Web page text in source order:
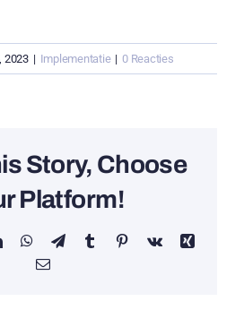
2023 | Implementatie | 0 Reacties
Story, Choose
Platform!
LinkedInWhatsApp
TelegramTumblrPinterestVk
Xing
E-